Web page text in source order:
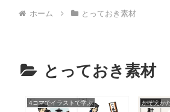
ホーム とっておき素材
とっておき素材
4コマでイラストで学ぶ かぞえか